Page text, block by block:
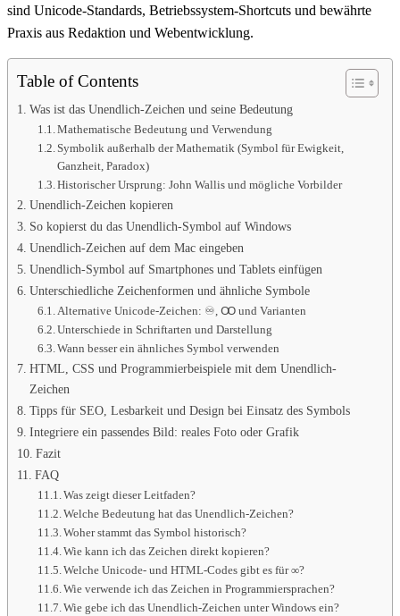
sind Unicode-Standards, Betriebssystem-Shortcuts und bewährte
Praxis aus Redaktion und Webentwicklung.
Table of Contents
Was ist das Unendlich-Zeichen und seine Bedeutung
Mathematische Bedeutung und Verwendung
Symbolik außerhalb der Mathematik (Symbol für Ewigkeit,
Ganzheit, Paradox)
Historischer Ursprung: John Wallis und mögliche Vorbilder
Unendlich-Zeichen kopieren
So kopierst du das Unendlich-Symbol auf Windows
Unendlich-Zeichen auf dem Mac eingeben
Unendlich-Symbol auf Smartphones und Tablets einfügen
Unterschiedliche Zeichenformen und ähnliche Symbole
Alternative Unicode-Zeichen: ♾, Ꝏ und Varianten
Unterschiede in Schriftarten und Darstellung
Wann besser ein ähnliches Symbol verwenden
HTML, CSS und Programmierbeispiele mit dem Unendlich-
Zeichen
Tipps für SEO, Lesbarkeit und Design bei Einsatz des Symbols
Integriere ein passendes Bild: reales Foto oder Grafik
Fazit
FAQ
Was zeigt dieser Leitfaden?
Welche Bedeutung hat das Unendlich-Zeichen?
Woher stammt das Symbol historisch?
Wie kann ich das Zeichen direkt kopieren?
Welche Unicode- und HTML-Codes gibt es für ∞?
Wie verwende ich das Zeichen in Programmiersprachen?
Wie gebe ich das Unendlich-Zeichen unter Windows ein?